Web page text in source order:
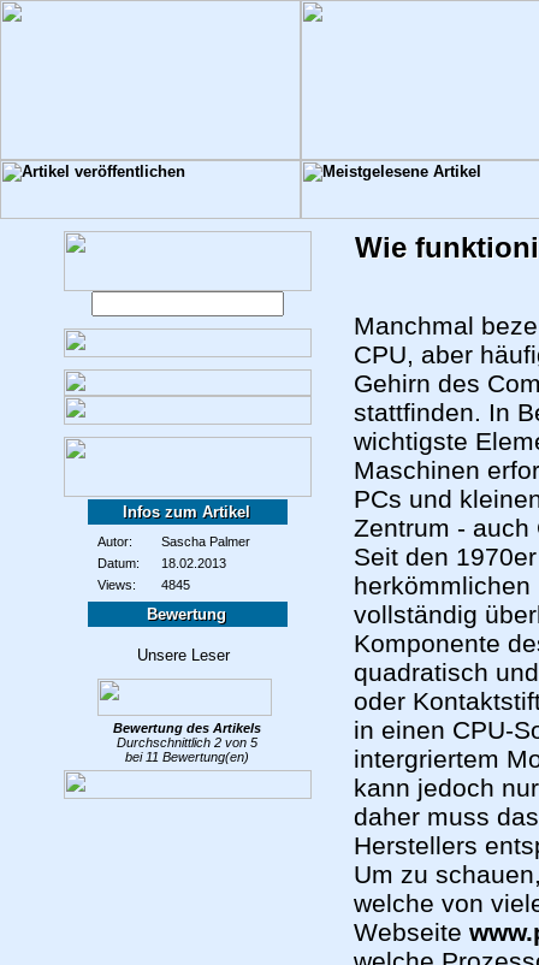
Infos zum Artikel
Autor:
Sascha Palmer
Datum:
18.02.2013
Views:
4845
Bewertung
Bewertung des Artikels
Durchschnittlich 2 von 5
bei 11 Bewertung(en)
Wie
Manchmal
CPU, aber
Gehirn des
stattfinden. In
wichtigste
Maschinen
PCs und
Zentrum -
Seit den
vollständig
Komponente
quadratisch
oder
in einen CPU-
intergriertem
kann jedoch
daher muss
Herstellers
Um zu
welche von
Webseite